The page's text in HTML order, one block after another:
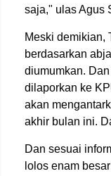
saja," ulas Agus
Meski demikian,
berdasarkan
diumumkan.
dilaporkan ke
akan
akhir bulan ini.
Dan sesuai
lolos enam